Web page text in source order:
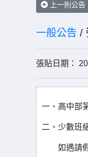
上一則公告
一般公告 /
張貼日期：
一、高中部
二、少數班
如遇請假